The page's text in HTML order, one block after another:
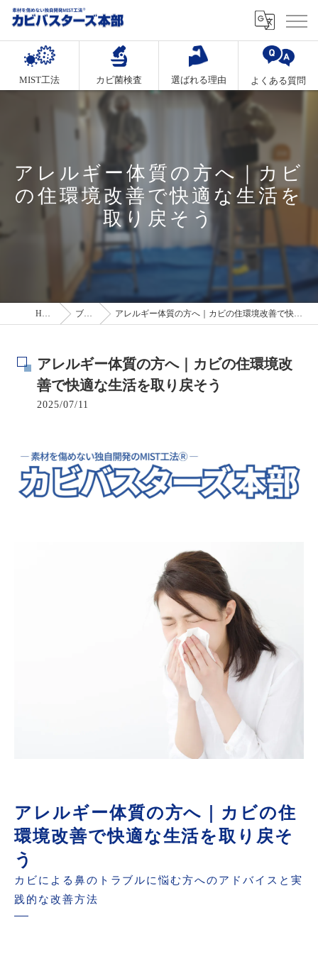
MIST工法 カビ菌検査 選ばれる理由 よくある質問
アレルギー体質の方へ｜カビ
の住環境改善で快適な生活を
取り戻そう
HOME ブログ アレルギー体質の方へ｜カビの住環境改善で快適な生活を取り戻そう
アレルギー体質の方へ｜カビの住環境改
善で快適な生活を取り戻そう
2025/07/11
アレルギー体質の方へ｜カビの住
環境改善で快適な生活を取り戻そ
う
カビによる鼻のトラブルに悩む方へのアドバイスと実
践的な改善方法